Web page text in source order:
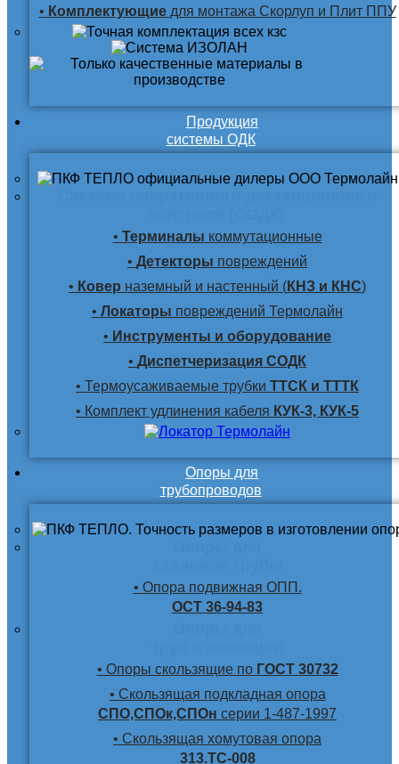
• Комплектующие для монтажа Скорлуп и Плит ППУ
Продукция
системы ОДК
• Терминалы коммутационные
• Детекторы повреждений
• Ковер наземный и настенный (КНЗ и КНС)
• Локаторы повреждений Термолайн
• Инструменты и оборудование
• Диспетчеризация СОДК
• Термоусаживаемые трубки ТТСК и ТТТК
• Комплект удлинения кабеля КУК-3, КУК-5
Опоры для
трубопроводов
• Опора подвижная ОПП.
ОСТ 36-94-83
• Опоры скользящие по ГОСТ 30732
• Скользящая подкладная опора
СПО,СПОк,СПОн серии 1-487-1997
• Скользящая хомутовая опора
313.ТС-008